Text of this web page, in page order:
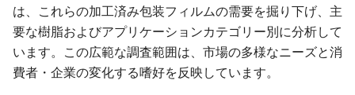
は、これらの加工済み包装フィルムの需要を掘り下げ、主
要な樹脂およびアプリケーションカテゴリー別に分析して
います。この広範な調査範囲は、市場の多様なニーズと消
費者・企業の変化する嗜好を反映しています。